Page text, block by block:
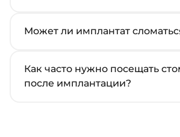
Может ли имплантат
Как часто нужно посещать
после имплантации?